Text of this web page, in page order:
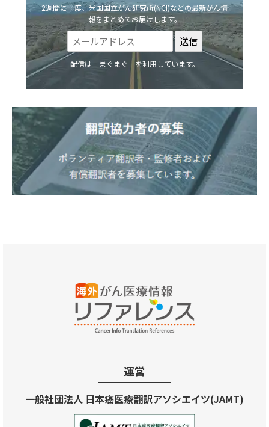
2週間に一度、米国国立がん研究所(NCI)などの最新がん情
報をまとめてお届けします。
配信は「まぐまぐ」を利用しています。
運営
一般社団法人 日本癌医療翻訳アソシエイツ(JAMT)